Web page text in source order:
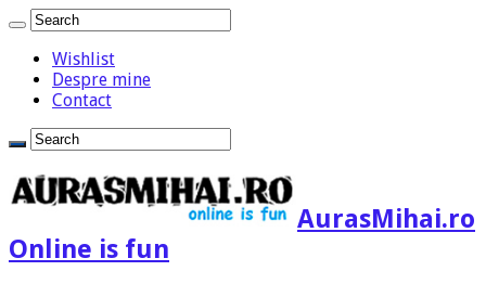
Wishlist
Despre mine
Contact
AurasMihai.ro
Online is fun